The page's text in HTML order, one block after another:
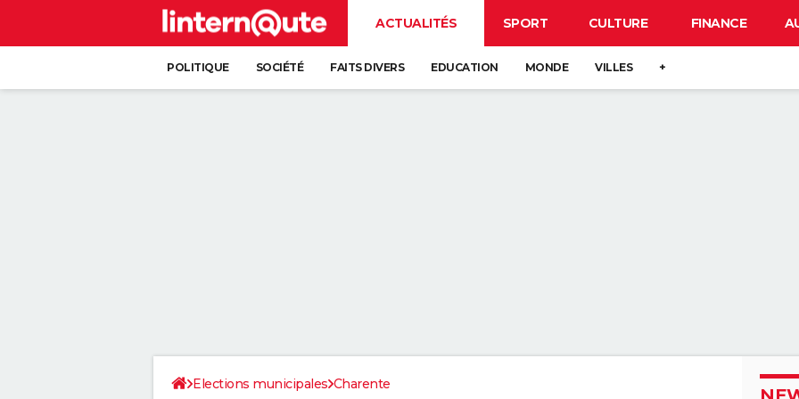
ACTUALITÉS SPORT CULTURE FINANCE
POLITIQUE SOCIÉTÉ FAITS DIVERS EDUCATION MONDE VILLES +
Elections municipales Charente